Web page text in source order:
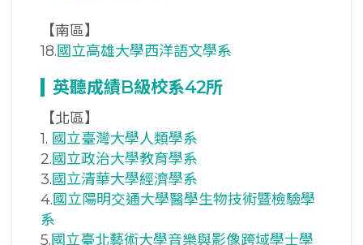
【南區】
18.國立高雄大學西洋語文學系
英聽成績B級校系42所
【北區】
1. 國立臺灣大學人類學系
2.國立政治大學教育學系
3.國立清華大學經濟學系
4.國立陽明交通大學醫學生物技術暨檢驗學
系
5.國立臺北藝術大學音樂與影像跨域學士學